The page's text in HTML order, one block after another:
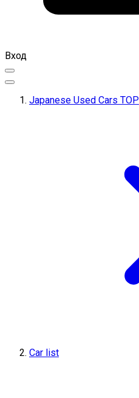
Вход
Japanese Used Cars TOP
Car list